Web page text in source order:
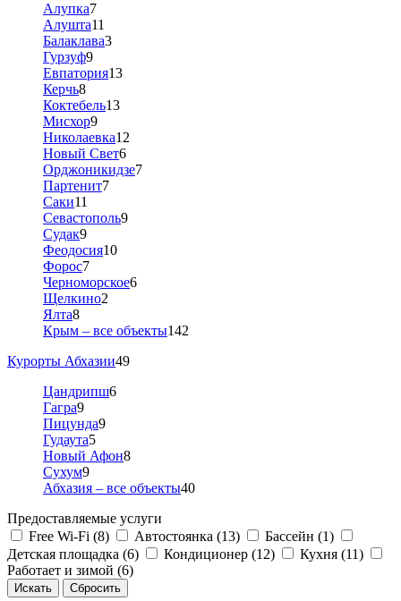
Алупка7
Алушта11
Балаклава3
Гурзуф9
Евпатория13
Керчь8
Коктебель13
Мисхор9
Николаевка12
Новый Свет6
Орджоникидзе7
Партенит7
Саки11
Севастополь9
Судак9
Феодосия10
Форос7
Черноморское6
Щелкино2
Ялта8
Крым – все объекты142
Курорты Абхазии49
Цандрипш6
Гагра9
Пицунда9
Гудаута5
Новый Афон8
Сухум9
Абхазия – все объекты40
Предоставляемые услуги
Free Wi-Fi (8)
Автостоянка (13)
Бассейн (1)
Детская площадка (6)
Кондиционер (12)
Кухня (11)
Работает и зимой (6)